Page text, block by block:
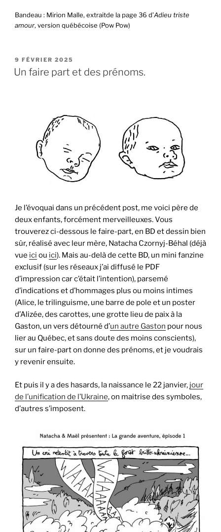
Bandeau : Mirion Malle, extraitde la page 36 d’Adieu triste
amour, version québécoise (Pow Pow)
PUBLIÉ
LE
9 FÉVRIER 2025
Un faire part et des prénoms.
Je l’évoquai dans un précédent post, me voici père de
deux enfants, forcément merveilleuxes. Vous
trouverez ci-dessous le faire-part, en BD et dessin bien
sûr, réalisé avec leur mère, Natacha Czornyj-Béhal (déjà
vue ici ou ici). Mais au-delà de cette BD, un mini fanzine
exclusif (sur les réseaux j’ai diffusé le PDF
d’impression car c’était l’intention), parsemé
d’indications et d’hommages plus ou moins intimes
(Alice, le trilinguisme, une barre de pole et un poster
d’Alizée, des carottes, une grotte lieu de paix à la
Gaston, un vers détourné d’un autre Gaston pour nous
lier au Québec, et sans doute des moins conscients),
sur un faire-part on donne des prénoms, et je voudrais
y revenir ensuite.
Et puis il y a des hasards, la naissance le 22 janvier, jour
de l’unification de l’Ukraine, on maitrise des symboles,
d’autres s’imposent.